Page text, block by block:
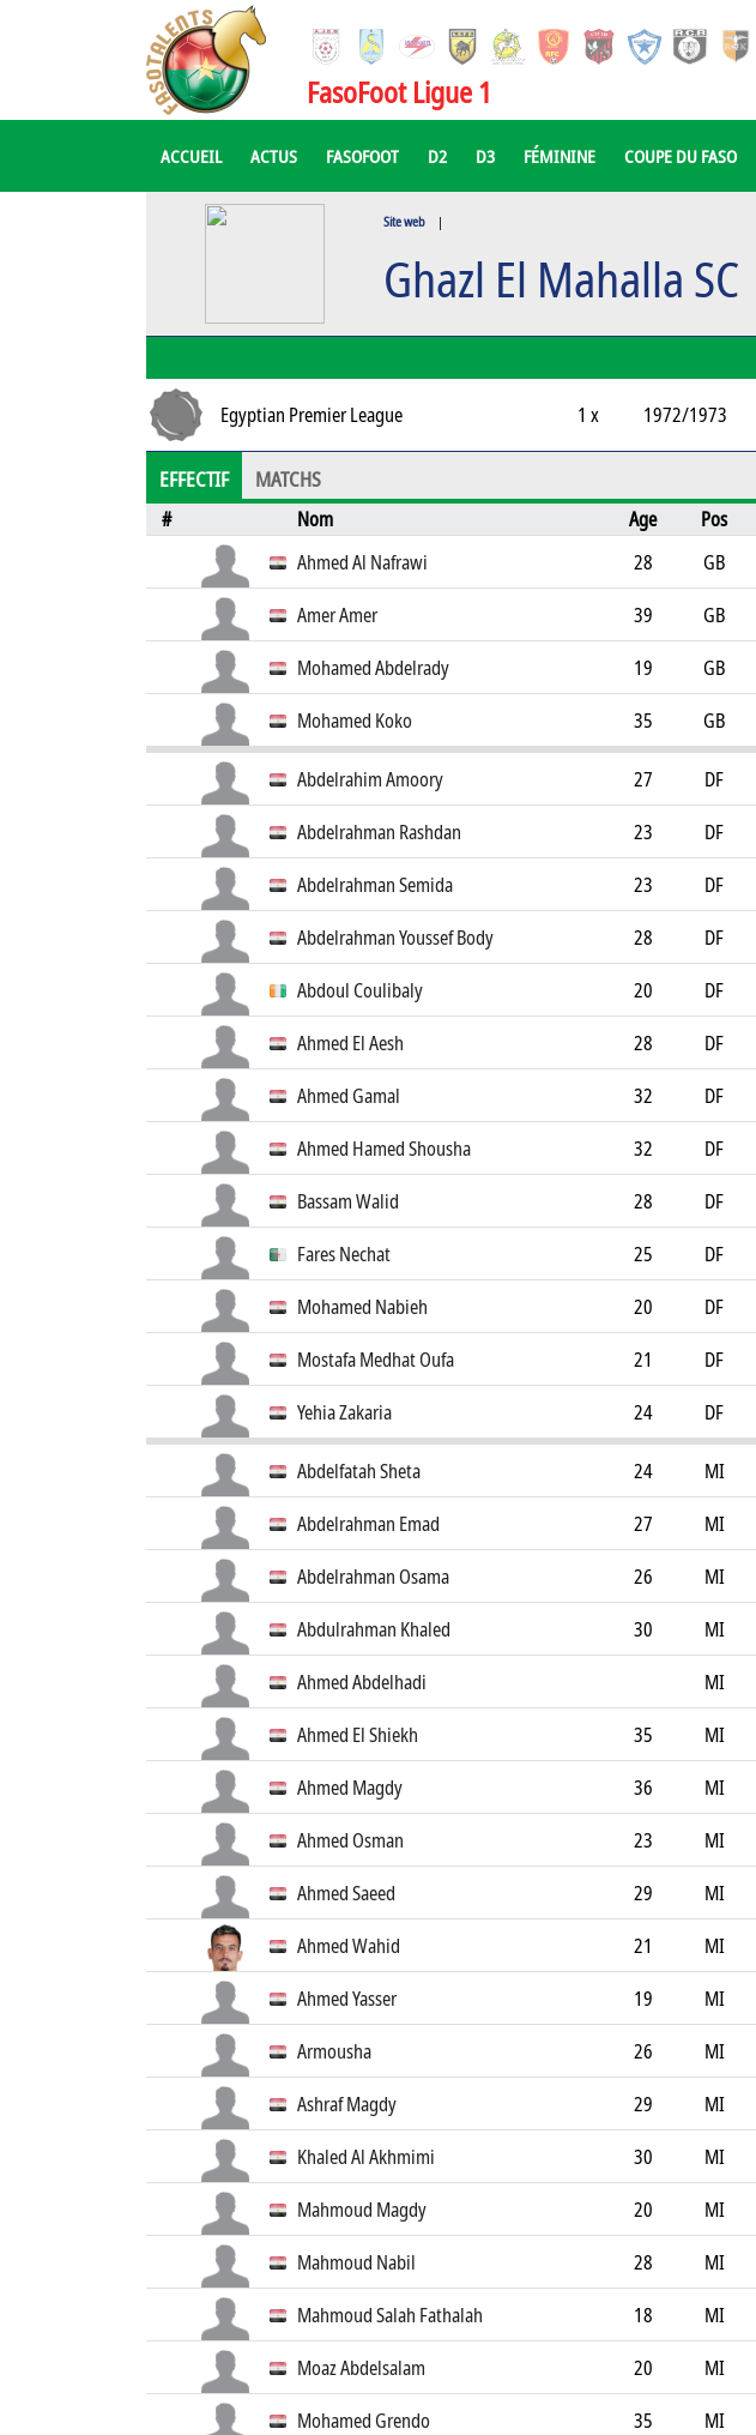
FasoFoot Ligue 1
ACCUEIL ACTUS FASOFOOT D2 D3 FÉMININE COUPE DU FASO
Site web |
Ghazl El Mahalla SC
Egyptian Premier League 1 x 1972/1973
EFFECTIF MATCHS
# Nom Age Pos
Ahmed Al Nafrawi
28
GB
Amer Amer
39
GB
Mohamed Abdelrady
19
GB
Mohamed Koko
35 GB
Abdelrahim Amoory 27
DF
Abdelrahman Rashdan
23
DF
Abdelrahman Semida
23
DF
Abdelrahman Youssef Body
28
DF
Abdoul Coulibaly
20
DF
Ahmed El Aesh
28
DF
Ahmed Gamal
32
DF
Ahmed Hamed Shousha
32
DF
Bassam Walid
28
DF
Fares Nechat
25
DF
Mohamed Nabieh
20
DF
Mostafa Medhat Oufa
21
DF
Yehia Zakaria
24 DF
Abdelfatah Sheta 24
MI
Abdelrahman Emad
27
MI
Abdelrahman Osama
26
MI
Abdulrahman Khaled
30
MI
Ahmed Abdelhadi
MI
Ahmed El Shiekh
35
MI
Ahmed Magdy
36
MI
Ahmed Osman
23
MI
Ahmed Saeed
29
MI
Ahmed Wahid
21
MI
Ahmed Yasser
19
MI
Armousha
26
MI
Ashraf Magdy
29
MI
Khaled Al Akhmimi
30
MI
Mahmoud Magdy
20
MI
Mahmoud Nabil
28
MI
Mahmoud Salah Fathalah
18
MI
Moaz Abdelsalam
20
MI
Mohamed Grendo
35
MI